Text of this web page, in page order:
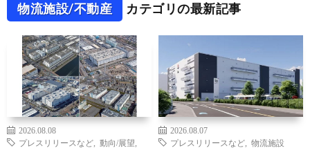
物流施設/不動産 カテゴリの最新記事
2026.08.08
プレスリリースなど
動向/展望
2026.08.07
プレスリリースなど
物流施設